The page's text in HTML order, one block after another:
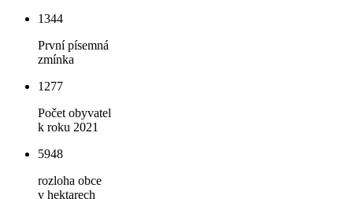
1344
První písemná
zmínka
1277
Počet obyvatel
k roku 2021
5948
rozloha obce
v hektarech